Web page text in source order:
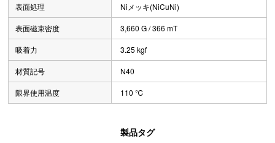
表面処理 Niメッキ(NiCuNi)
表面磁束密度 3,660 G / 366 mT
吸着力 3.25 kgf
材質記号 N40
限界使用温度 110 ℃
製品タグ